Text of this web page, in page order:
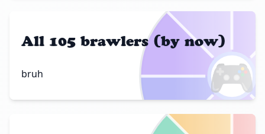
🎮
All 105 brawlers (by now)
bruh